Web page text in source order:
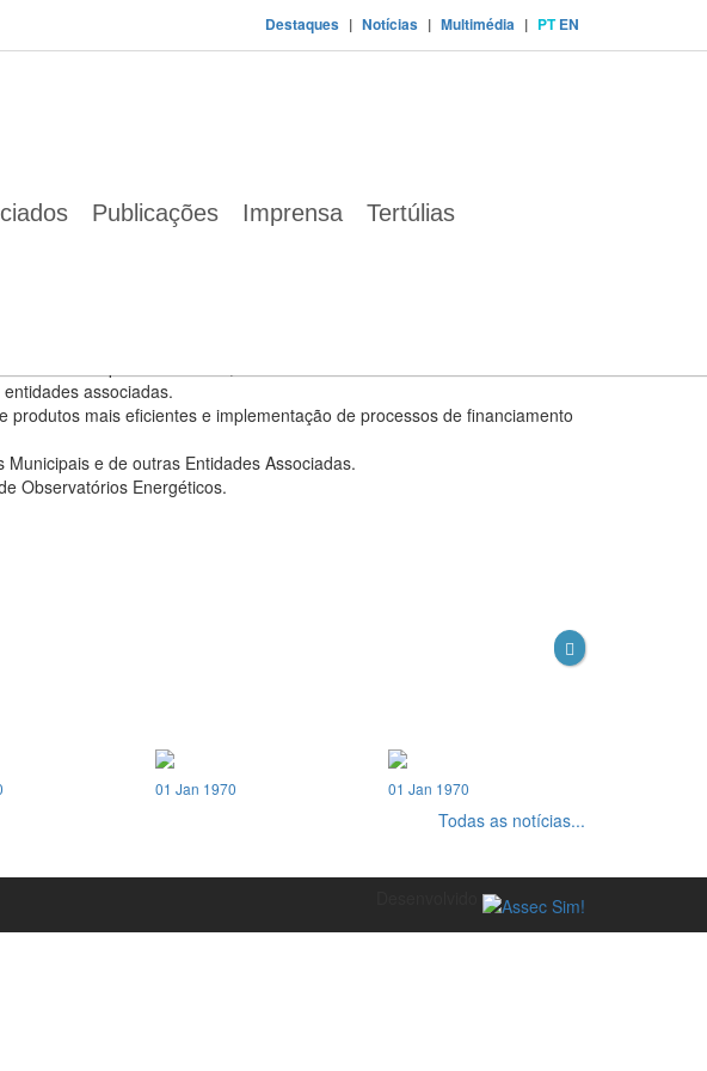
Destaques | Notícias | Multimédia | PT EN
Publicações Imprensa Tertúlias
associadas.
produtos mais eficientes e implementação de processos de financiamento
e de outras Entidades Associadas.
Observatórios Energéticos.
01 Jan 1970 01 Jan 1970
Todas as notícias...